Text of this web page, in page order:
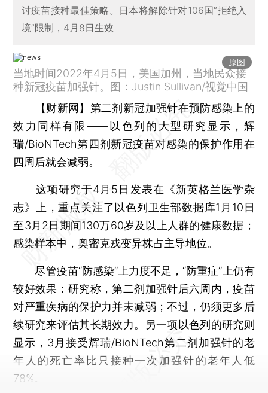
讨疫苗接种最佳策略。日本将解除针对106国“拒绝入
境”限制，4月8日生效
原图
当地时间2022年4月5日，美国加州，当地民众接
种新冠疫苗加强针。图：Justin Sullivan/视觉中国
【财新网】 第二剂新冠加强针在预防感染上的
效力同样有限——以色列的大型研究显示，辉
瑞/BioNTech第四剂新冠疫苗对感染的保护作用在
四周后就会减弱。
这项研究于4月5日发表在《新英格兰医学杂
志》上，重点关注了以色列卫生部数据库1月10日
至3月2日期间130万60岁及以上人群的健康数据；
感染样本中，奥密克戎变异株占主导地位。
尽管疫苗“防感染”上力度不足，“防重症”上仍有
较好效果：研究称，第二剂加强针后六周内，疫苗
对严重疾病的保护力并未减弱；不过，仍须更多后
续研究来评估其长期效力。另一项以色列的研究则
显示，3月接受辉瑞/BioNTech第二剂加强针的老
年人的死亡率比只接种一次加强针的老年人低
78%。